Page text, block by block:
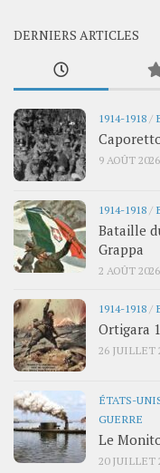
DERNIERS ARTICLES
1914-1918 /
9 AOÛT 2026
1914-1918 /
Bataille
Grappa
2 AOÛT 2026
1914-1918 /
Ortigara
26 JUILLET
ÉTATS-
GUERRE
Le
20 JUILLET